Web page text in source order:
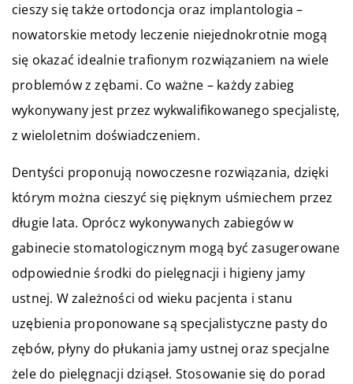
cieszy się także ortodoncja oraz implantologia –
nowatorskie metody leczenie niejednokrotnie mogą
się okazać idealnie trafionym rozwiązaniem na wiele
problemów z zębami. Co ważne – każdy zabieg
wykonywany jest przez wykwalifikowanego specjalistę,
z wieloletnim doświadczeniem.
Dentyści proponują nowoczesne rozwiązania, dzięki
którym można cieszyć się pięknym uśmiechem przez
długie lata. Oprócz wykonywanych zabiegów w
gabinecie stomatologicznym mogą być zasugerowane
odpowiednie środki do pielęgnacji i higieny jamy
ustnej. W zależności od wieku pacjenta i stanu
uzębienia proponowane są specjalistyczne pasty do
zębów, płyny do płukania jamy ustnej oraz specjalne
żele do pielęgnacji dziąseł. Stosowanie się do porad